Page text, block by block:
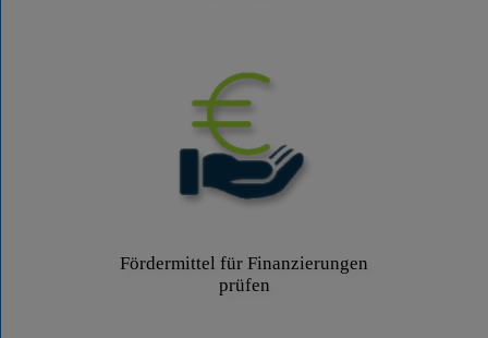
Fördermittel für Finanzierungen
prüfen